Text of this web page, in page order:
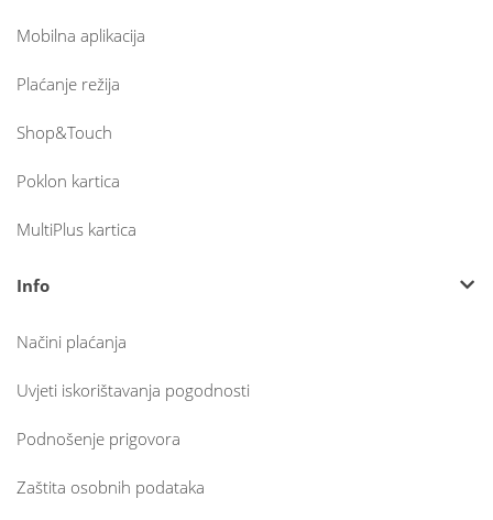
Mobilna aplikacija
Plaćanje režija
Shop&Touch
Poklon kartica
MultiPlus kartica
Info
Načini plaćanja
Uvjeti iskorištavanja pogodnosti
Podnošenje prigovora
Zaštita osobnih podataka